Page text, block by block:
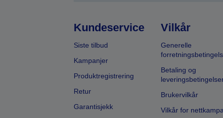
Kundeservice
Siste tilbud
Kampanjer
Produktregistrering
Retur
Garantisjekk
Vilkår
Generelle
Betaling og
Brukervilkår
Vilkår for